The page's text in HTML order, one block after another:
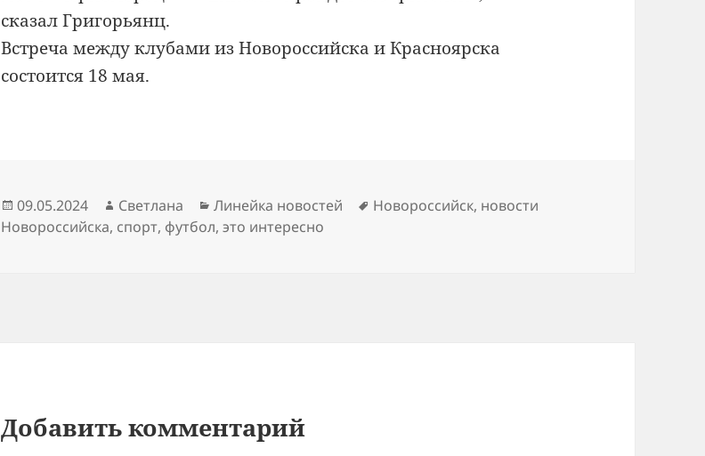
сказал Григорьянц.
Встреча между клубами из Новороссийска и Красноярска
состоится 18 мая.
Опубликовано
09.05.2024 Автор
Светлана Рубрики
Линейка новостей Метки
Новороссийск, новости
Новороссийска, спорт, футбол,это интересно
Добавить комментарий